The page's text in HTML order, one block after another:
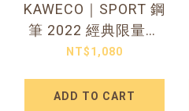
KAWECO｜SPORT 鋼
筆 2022 經典限量（
MELLOW BLUE 雲朵藍
NT$1,080
ADD TO CART